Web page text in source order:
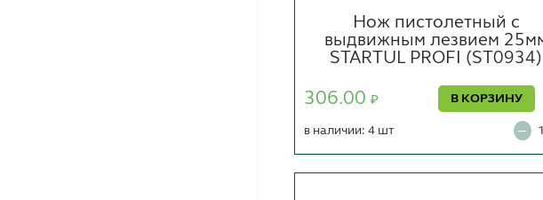
Нож пистолетный с
выдвижным лезвием
STARTUL PROFI (ST0934)
306.00₽ В КОРЗИНУ
в наличии: 4 шт